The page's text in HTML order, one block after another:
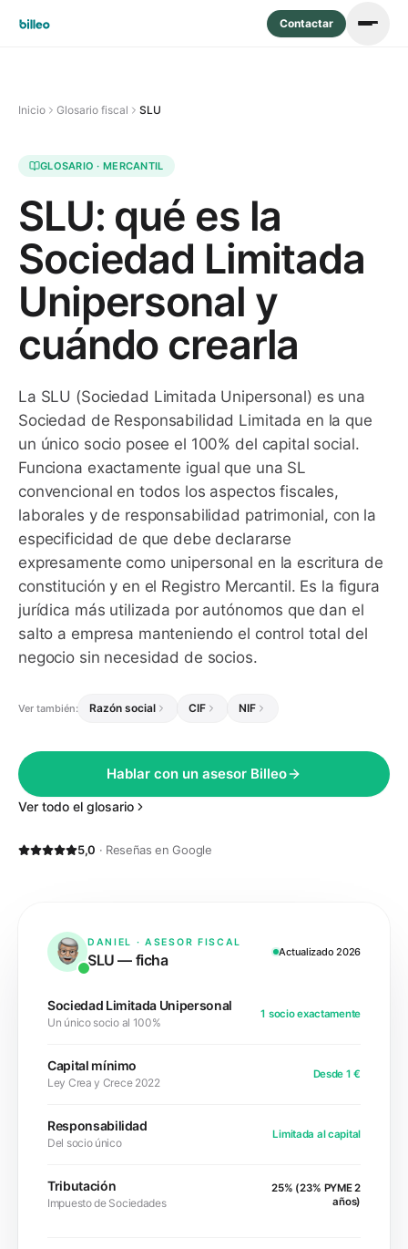
Contactar
Inicio Glosario fiscal SLU
GLOSARIO ·MERCANTIL
SLU: qué es la
Sociedad Limitada
Unipersonal y
cuándo crearla
La SLU (Sociedad Limitada Unipersonal) es una
Sociedad de Responsabilidad Limitada en la que
un único socio posee el 100% del capital social.
Funciona exactamente igual que una SL
convencional en todos los aspectos fiscales,
laborales y de responsabilidad patrimonial, con la
especificidad de que debe declararse
expresamente como unipersonal en la escritura de
constitución y en el Registro Mercantil. Es la figura
jurídica más utilizada por autónomos que dan el
salto a empresa manteniendo el control total del
negocio sin necesidad de socios.
Ver también: Razón social CIF NIF
Hablar con un asesor Billeo
Ver todo el glosario
5,0 · Reseñas en Google
DANIEL · ASESOR FISCAL
SLU — ficha Actualizado 2026
Sociedad Limitada Unipersonal
Un único socio al 100%
1 socio exactamente
Capital mínimo
Ley Crea y Crece 2022
Desde 1 €
Responsabilidad
Del socio único
Limitada al capital
Tributación
Impuesto de Sociedades
25% (23% PYME 2
años)